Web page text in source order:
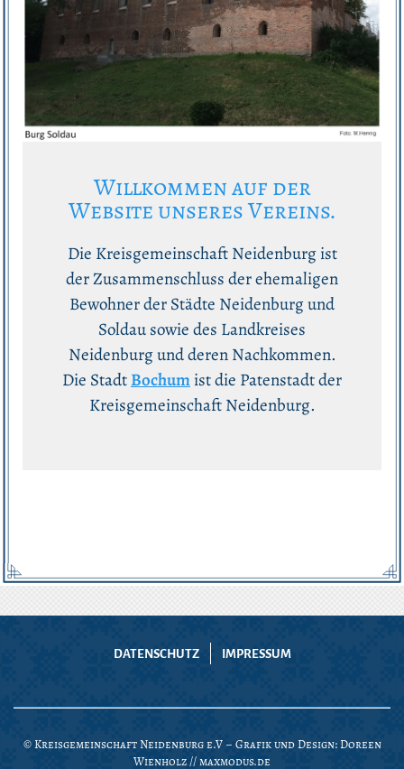
Willkommen auf der
Website unseres Vereins.
Die Kreisgemeinschaft Neidenburg ist
der Zusammenschluss der ehemaligen
Bewohner der Städte Neidenburg und
Soldau sowie des Landkreises
Neidenburg und deren Nachkommen.
Die StadtBochumist die Patenstadt der
Kreisgemeinschaft Neidenburg.
DATENSCHUTZ IMPRESSUM
© Kreisgemeinschaft Neidenburg e.V – Grafik und Design: Doreen
Wienholz //maxmodus.de